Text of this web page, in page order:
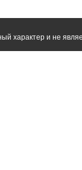
характер и не